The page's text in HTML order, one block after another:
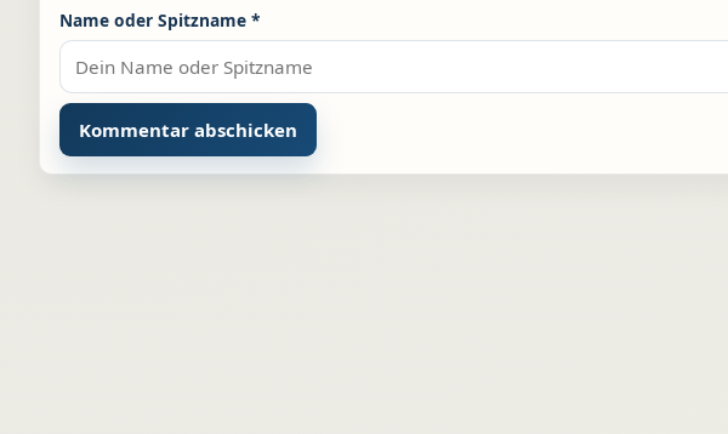
Name oder Spitzname *
Alternative: